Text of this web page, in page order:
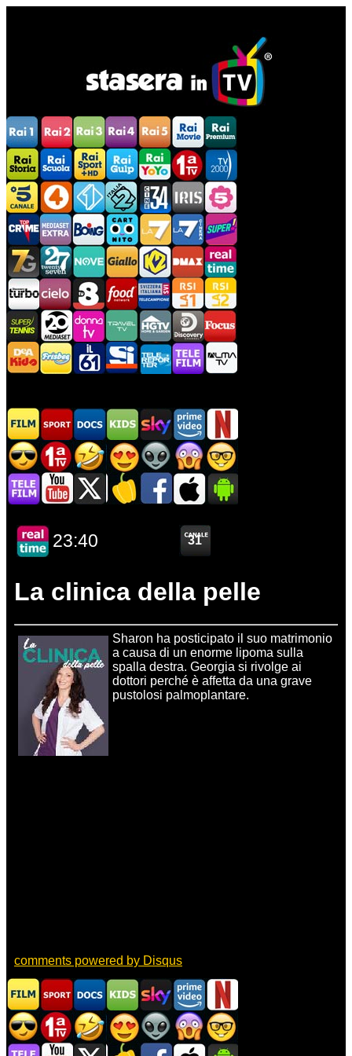
La clinica della pelle
Sharon ha posticipato il suo matrimonio
a causa di un enorme lipoma sulla
spalla destra. Georgia si rivolge ai
dottori perché è affetta da una grave
pustolosi palmoplantare.
comments powered by Disqus